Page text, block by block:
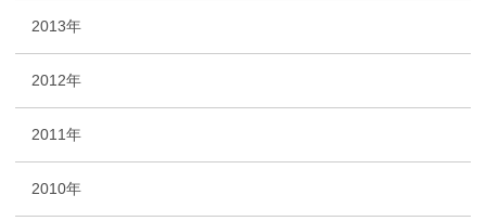
2013年
2012年
2011年
2010年